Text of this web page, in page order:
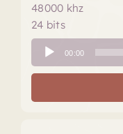
48000 khz
24 bits
Tocador
de
áudio
00:00